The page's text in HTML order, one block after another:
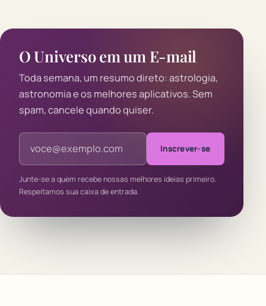
O Universo em um E-mail
Toda semana, um resumo direto: astrologia,
astronomia e os melhores aplicativos. Sem
spam, cancele quando quiser.
Endereço de e-mail
Inscrever-se
Junte-se a quem recebe nossas melhores ideias primeiro.
Respeitamos sua caixa de entrada.